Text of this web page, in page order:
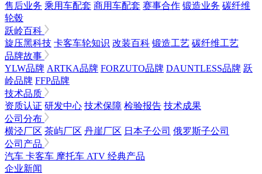
售后业务 乘用车配套 商用车配套 赛事合作 锻造业务 碳纤维
轮毂
跃岭百科
旋压黑科技 卡客车轮知识 改装百科 锻造工艺 碳纤维工艺
品牌故事
YLW品牌 ARTKA品牌 FORZUTO品牌 DAUNTLESS品牌 跃
岭品牌 FFP品牌
技术品质
资质认证 研发中心 技术保障 检验报告 技术成果
公司分布
横泾厂区 茶屿厂区 丹崖厂区 日本子公司 俄罗斯子公司
公司产品
汽车 卡客车 摩托车 ATV 经典产品
企业新闻